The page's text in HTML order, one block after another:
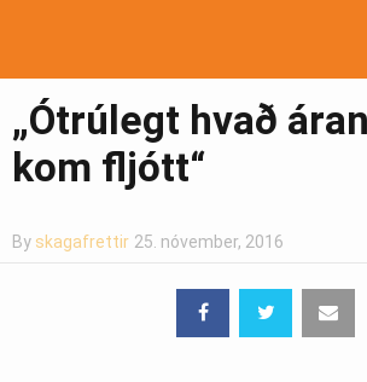
„Ótrúlegt hvað
kom fljótt“
By skagafrettir 25. nóvember, 2016